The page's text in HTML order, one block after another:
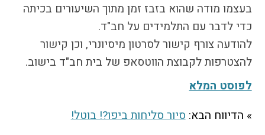
כל הכתבות
הרשמה לעדכונים
מן התקשורת
בעצמו מודה שהוא בזבז זמן מתוך השיעורים בכיתה
כדי לדבר עם התלמידים על חב"ד.
להודעה צורף קישור לסרטון מיסיונרי, וכן קישור
להצטרפות לקבוצת הווטסאפ של בית חב"ד בישוב.
לפוסט המלא
» הדיווח הבא:סיור סליחות ביפו?! בוטל!